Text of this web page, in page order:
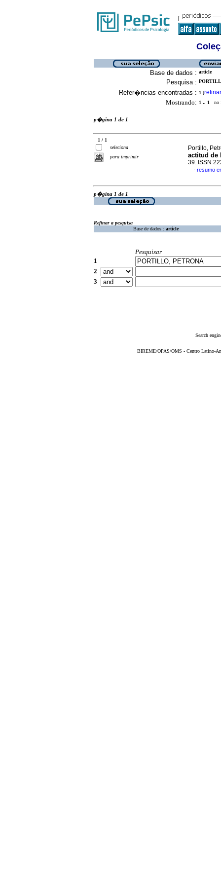
Base de dados : article
Pesquisa :
Refer�ncias encontradas : 1 [refinar
Mostrando: 1 .. 1 no
p�gina 1 de 1
1 / 1
seleciona
para imprimir
Portillo,
actitud de
39. ISSN
· resumo
p�gina 1 de 1
Refinar a pesquisa
Base de dados : article
Pesquisar
1
2
3
Search
BIREME/OPAS/OMS - Centro Latino-